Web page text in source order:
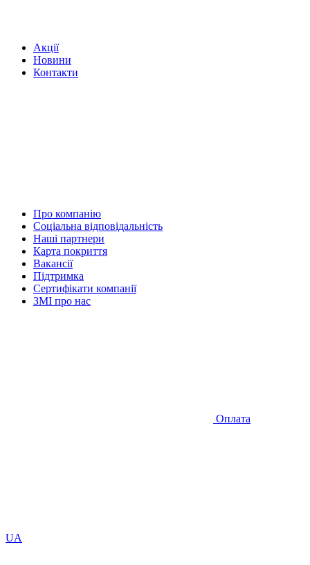
Акції
Новини
Контакти
Про компанію
Соціальна відповідальність
Наші партнери
Карта покриття
Вакансії
Підтримка
Сертифікати компанії
ЗМІ про нас
Оплата
UA